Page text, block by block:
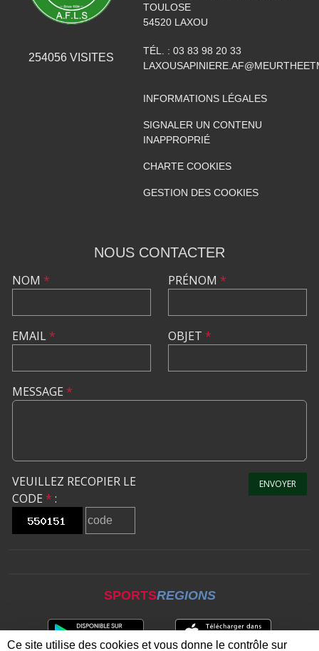
254056 VISITES
TOULOSE
54520 LAXOU
TÉL. : 03 83 98 20 33
INFORMATIONS LÉGALES
SIGNALER UN CONTENU
INAPPROPRIÉ
CHARTE COOKIES
GESTION DES COOKIES
NOUS CONTACTER
NOM *
EMAIL*
PRÉNOM *
OBJET *
MESSAGE *
VEUILLEZ RECOPIER LE
CODE * :
ENVOYER
SPORTSREGIONS
Ce site utilise des cookies et vous donne le contrôle sur